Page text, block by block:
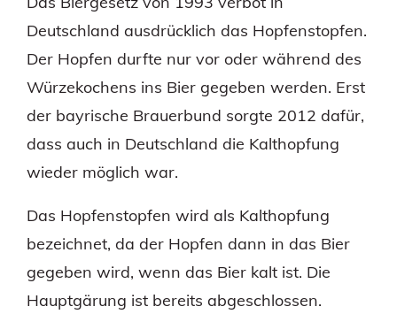
Deutschland ausdrücklich das Hopfenstopfen.
Der Hopfen durfte nur vor oder während des
Würzekochens ins Bier gegeben werden. Erst
der bayrische Brauerbund sorgte 2012 dafür,
dass auch in Deutschland die Kalthopfung
wieder möglich war.
Das Hopfenstopfen wird als Kalthopfung
bezeichnet, da der Hopfen dann in das Bier
gegeben wird, wenn das Bier kalt ist. Die
Hauptgärung ist bereits abgeschlossen.